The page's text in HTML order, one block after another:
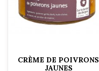
CRÈME DE POIVRONS
JAUNES